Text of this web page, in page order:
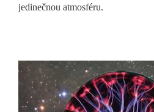
jedinečnou atmosféru.